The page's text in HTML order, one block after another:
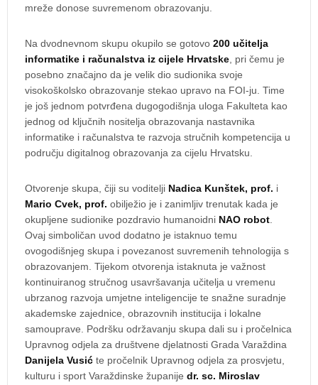
mreže donose suvremenom obrazovanju.
Na dvodnevnom skupu okupilo se gotovo 200 učitelja
informatike i računalstva iz cijele Hrvatske, pri čemu je
posebno značajno da je velik dio sudionika svoje
visokoškolsko obrazovanje stekao upravo na FOI-ju. Time
je još jednom potvrđena dugogodišnja uloga Fakulteta kao
jednog od ključnih nositelja obrazovanja nastavnika
informatike i računalstva te razvoja stručnih kompetencija u
području digitalnog obrazovanja za cijelu Hrvatsku.
Otvorenje skupa, čiji su voditelji Nadica Kunštek, prof. i
Mario Cvek, prof. obilježio je i zanimljiv trenutak kada je
okupljene sudionike pozdravio humanoidni NAO robot.
Ovaj simboličan uvod dodatno je istaknuo temu
ovogodišnjeg skupa i povezanost suvremenih tehnologija s
obrazovanjem. Tijekom otvorenja istaknuta je važnost
kontinuiranog stručnog usavršavanja učitelja u vremenu
ubrzanog razvoja umjetne inteligencije te snažne suradnje
akademske zajednice, obrazovnih institucija i lokalne
samouprave. Podršku održavanju skupa dali su i pročelnica
Upravnog odjela za društvene djelatnosti Grada Varaždina
Danijela Vusić te pročelnik Upravnog odjela za prosvjetu,
kulturu i sport Varaždinske županije dr. sc. Miroslav